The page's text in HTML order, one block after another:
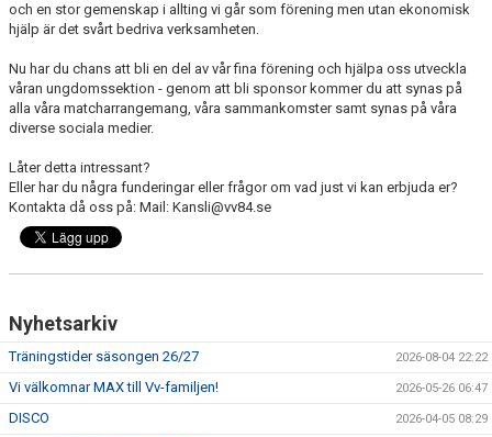
och en stor gemenskap i allting vi går som förening men utan ekonomisk
hjälp är det svårt bedriva verksamheten.
Nu har du chans att bli en del av vår fina förening och hjälpa oss utveckla
våran ungdomssektion - genom att bli sponsor kommer du att synas på
alla våra matcharrangemang, våra sammankomster samt synas på våra
diverse sociala medier.
Låter detta intressant?
Eller har du några funderingar eller frågor om vad just vi kan erbjuda er?
Kontakta då oss på: Mail: Kansli@vv84.se
Nyhetsarkiv
Träningstider säsongen 26/27 2026-08-04 22:22
Vi välkomnar MAX till Vv-familjen! 2026-05-26 06:47
DISCO 2026-04-05 08:29